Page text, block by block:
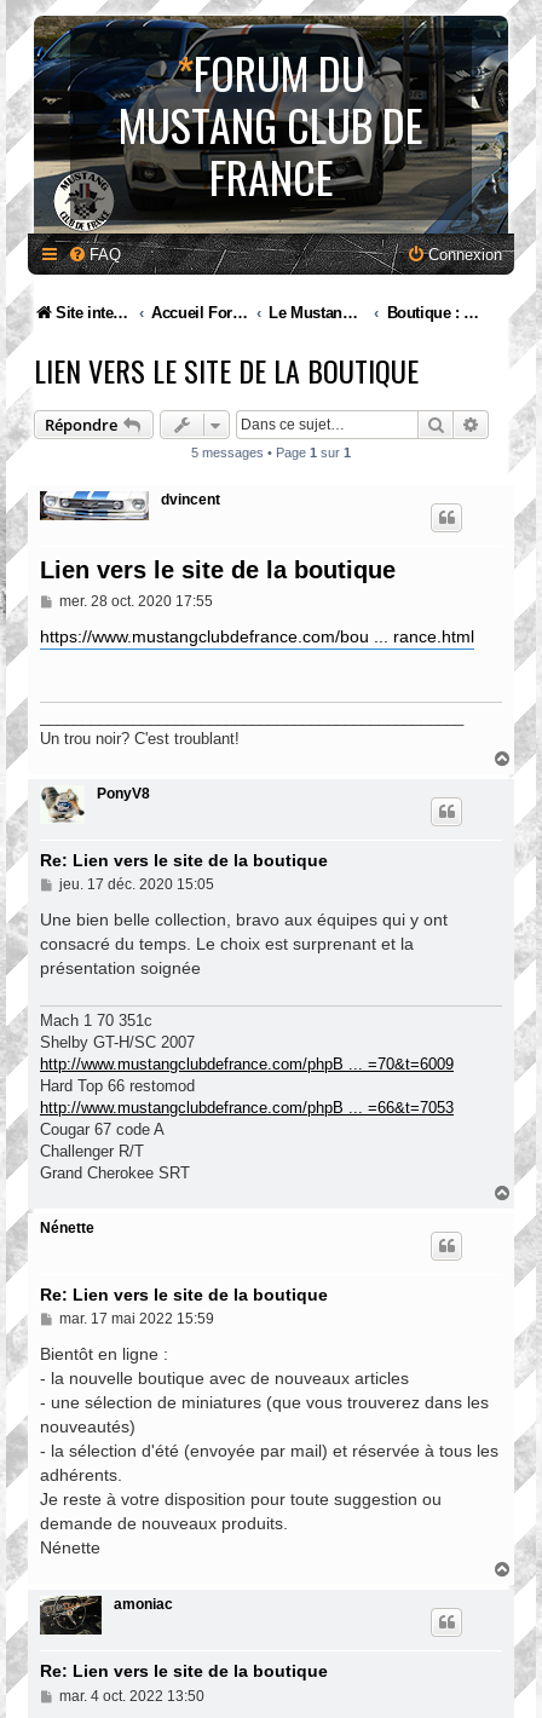
*FORUM DU
MUSTANG CLUB DE
FRANCE
FAQ Connexion
Site internet MCF Accueil Forum Le Mustang Club de France Boutique : échangeons sur le sujet
LIEN VERS LE SITE DE LA BOUTIQUE
Répondre Rechercher
5 messages • Page 1 sur 1
dvincent
Lien vers le site de la boutique
M
s
s
e
mer. 28 oct. 2020 17:55
https://www.mustangclubdefrance.com/bou ... rance.html
Un trou noir? C'est troublant!
a
PonyV8
Re: Lien vers le site de la boutique
M
s
a
g
jeu. 17 déc. 2020 15:05
Une bien belle collection, bravo aux équipes qui y ont
consacré du temps. Le choix est surprenant et la
présentation soignée
Mach 1 70 351c
Shelby GT-H/SC 2007
http://www.mustangclubdefrance.com/phpB ... =70&t=6009
Hard Top 66 restomod
http://www.mustangclubdefrance.com/phpB ... =66&t=7053
Cougar 67 code A
Challenger R/T
Grand Cherokee SRT
H
t
Nénette
Re: Lien vers le site de la boutique
M
s
s
a
g
mar. 17 mai 2022 15:59
Bientôt en ligne :
- la nouvelle boutique avec de nouveaux articles
- une sélection de miniatures (que vous trouverez dans les
nouveautés)
- la sélection d'été (envoyée par mail) et réservée à tous les
adhérents.
Je reste à votre disposition pour toute suggestion ou
demande de nouveaux produits.
Nénette
a
amoniac
Re: Lien vers le site de la boutique
M
mar. 4 oct. 2022 13:50